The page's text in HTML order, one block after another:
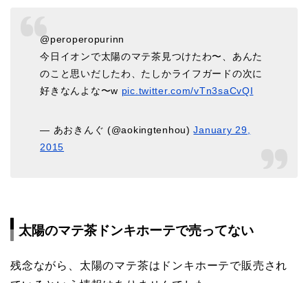
@peroperopurinn
今日イオンで太陽のマテ茶見つけたわ〜、あんた
のこと思いだしたわ、たしかライフガードの次に
好きなんよな〜w pic.twitter.com/vTn3saCvQI
— あおきんぐ (@aokingtenhou)January 29,
2015
太陽のマテ茶ドンキホーテで売ってない
残念ながら、太陽のマテ茶はドンキホーテで販売され